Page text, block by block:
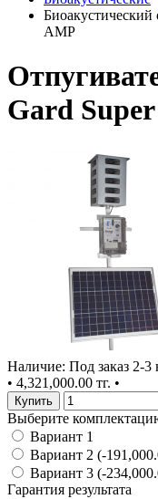
Биоакустический
AMP
Gard
Наличие: Под заказ 2-3
• 4,321,000.00 тг. •
Купить
Выберите
Вариант 1
Вариант 2 (-
Вариант 3 (-
Гарантия результата